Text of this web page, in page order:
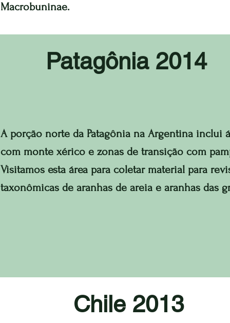
Macrobuninae.
Patagônia 2014
A porção norte da Patagônia na Argentina inclui
com monte xérico e zonas de transição com
Visitamos esta área para coletar material para
taxonômicas de aranhas de areia e aranhas das
Chile 2013